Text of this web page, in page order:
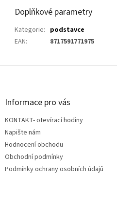
Doplňkové parametry
Kategorie: podstavce
EAN: 8717591771975
Z
Informace pro vás
KONTAKT- otevírací hodiny
Napište nám
Hodnocení obchodu
Obchodní podmínky
Podmínky ochrany osobních údajů